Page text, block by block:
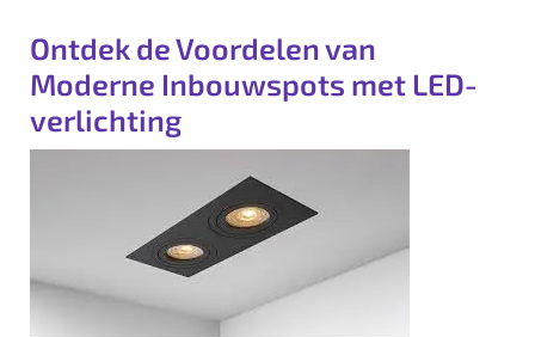
Ontdek de Voordelen van
Moderne Inbouwspots met LED-
verlichting